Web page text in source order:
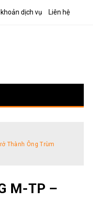
dịch vụ Liên hệ
Thành Ông Trùm